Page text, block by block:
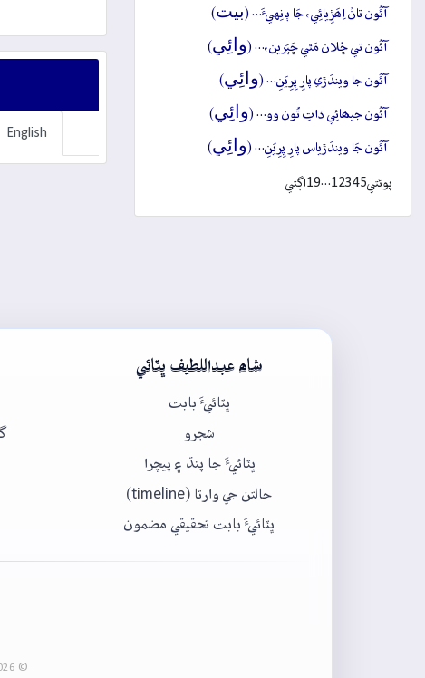
آئُون تانۡ اِھَڙِيائِي، جَا ٻانِهيءَ… (بيت)
آئُون تي ڇُلان مَٿي ڇَپَرين،… (وائِي)
آئُون جا ويندَڙي پارِ پِرِيَنِ… (وائِي)
آئُون جيھائِي ذاتِ تُون وو… (وائِي)
آئُون جَا ويندَڙياس پارِ پِرِيَنِ… (وائِي)
پوئتي 12345
…
19اڳتي
English
شاھ عبداللطيف ڀٽائي
ڀٽائيءَ بابت
شجرو
ڀٽائيءَ جا پنڌ ۽ پيچرا
حالتن جي وارتا (timeline)
ڀٽائيءَ بابت تحقيقي مضمون
© 2020-2026 ڀٽائي پيڊيا - عبدالماجد ڀرڳڙي انسٽيٽيوٽ آف لئنگئيج انجنيئرنگ (ثقافت کاتو، سنڌ حڪومت)